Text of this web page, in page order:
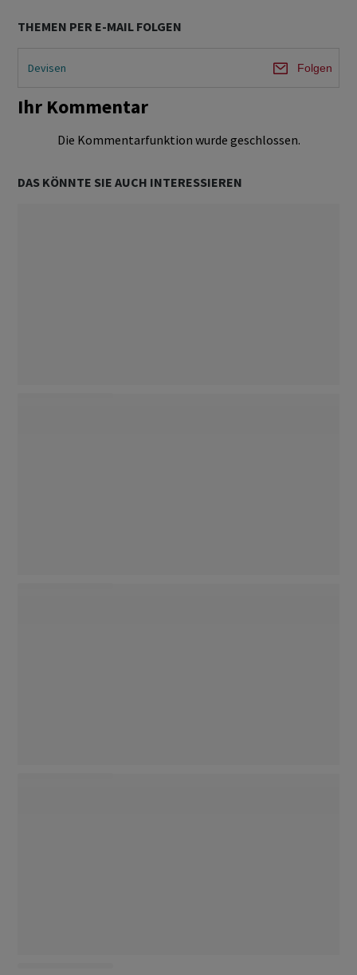
THEMEN PER E-MAIL FOLGEN
Devisen Folgen
Ihr Kommentar
Die Kommentarfunktion wurde geschlossen.
DAS KÖNNTE SIE AUCH INTERESSIEREN